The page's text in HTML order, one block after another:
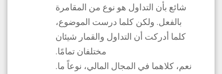
شائع بأن التداول هو نوع من المقامرة
بالفعل. ولكن كلما درست الموضوع،
كلما أدركت أن التداول والقمار شيئان
مختلفان تمامًا.
نعم، كلاهما في المجال المالي، نوعاً ما.